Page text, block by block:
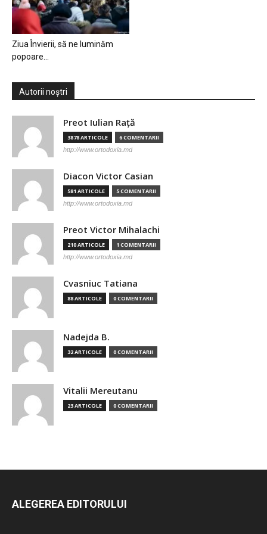
Ziua Învierii, să ne luminăm
popoare…
Autorii noștri
Preot Iulian Raţă
3878 ARTICOLE 6 COMENTARII
http://www.ortodoxia.md
Diacon Victor Casian
581 ARTICOLE 5 COMENTARII
http://www.ortodoxia.md
Preot Victor Mihalachi
210 ARTICOLE 1 COMENTARII
http://www.ortodoxia.md
Cvasniuc Tatiana
88 ARTICOLE 0 COMENTARII
Nadejda B.
32 ARTICOLE 0 COMENTARII
Vitalii Mereutanu
23 ARTICOLE 0 COMENTARII
ALEGEREA EDITORULUI